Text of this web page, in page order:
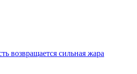
возвращается сильная жара